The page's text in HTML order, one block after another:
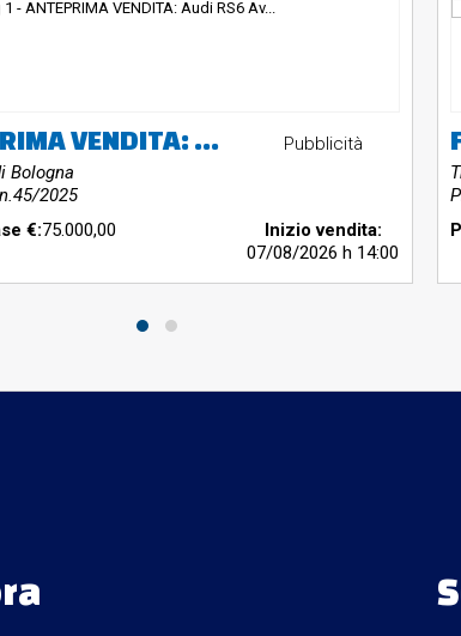
ANTEPRIMA VENDITA: Audi RS6 Avant quattro Tiptronic targa GR837KB
Bologna
2025
Pubblicità
€:75.000,00
Inizio vendita:
07/08/2026h 14:00